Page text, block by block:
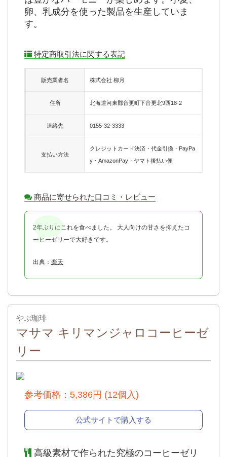
卵、乳成分を使った製品を生産していま
す。
特定商取引法に関する表記
販売業者名 株式会社 柳月
住所 北海道河東郡音更町下音更北9西18-2
連絡先 0155-32-3333
支払い方法
クレジットカード決済・代金引換・PayPa
y・AmazonPay・ヤマト後払い便
商品に寄せられた口コミ・レビュー
2年ぶりにこれを食べました。 大人向けの甘さを抑えたコ
ーヒーゼリーで大好きです。
出典： 楽天
やぶ珈琲
マサマ キリマンジャロコーヒーゼ
リー
参考価格：5,386円 (12個入)
公式サイトで購入する
高級素材で作られた究極のコーヒーゼリ